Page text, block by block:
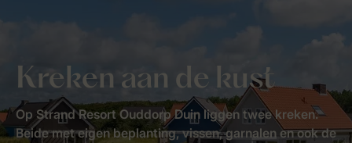
Kreken aan de kust
Op Strand Resort Ouddorp Duin liggen twee kreken.
Beide met eigen beplanting, vissen, garnalen en ook de